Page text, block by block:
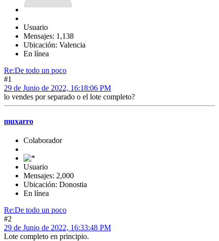
Usuario
Mensajes: 1,138
Ubicación: Valencia
En línea
Re:De todo un poco
#1
29 de Junio de 2022, 16:18:06 PM
lo vendes por separado o el lote completo?
muxarro
Colaborador
Usuario
Mensajes: 2,000
Ubicación: Donostia
En línea
Re:De todo un poco
#2
29 de Junio de 2022, 16:33:48 PM
Lote completo en principio.